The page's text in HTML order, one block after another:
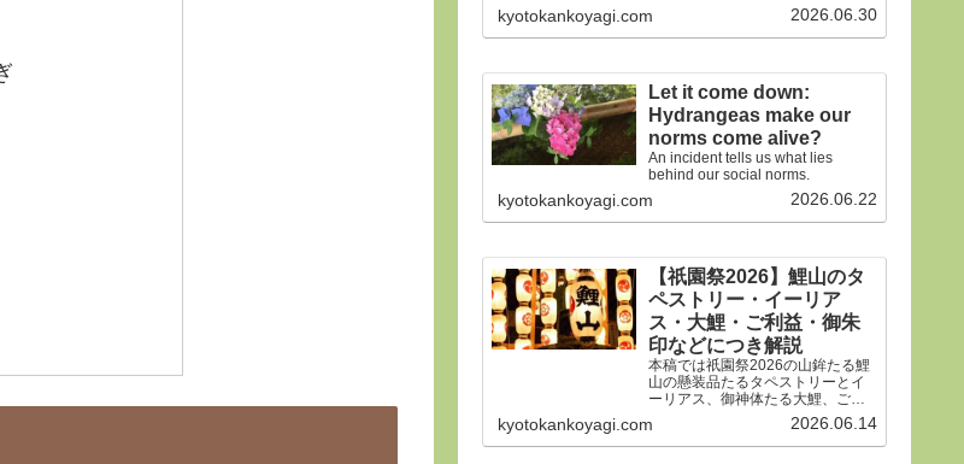
kyotokankoyagi.com 2026.06.30
Let it come down:
Hydrangeas make our
norms come alive?
An incident tells us what lies
behind our social norms.
kyotokankoyagi.com 2026.06.22
【祇園祭2026】鯉山のタ
ペストリー・イーリア
ス・大鯉・ご利益・御朱
印などにつき解説
本稿では祇園祭2026の山鉾たる鯉
山の懸装品たるタペストリーとイ
ーリアス、御神体たる大鯉、ご利
益、御朱印などにつき詳細に解説
申しあげます。合掌
kyotokankoyagi.com 2026.06.14